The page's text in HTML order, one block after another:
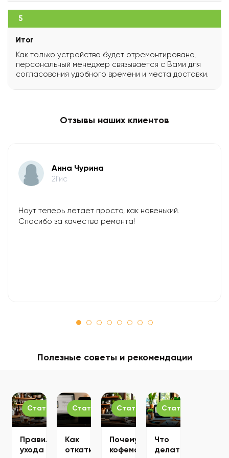
5
Итог
Как только устройство будет отремонтировано,
персональный менеджер связывается с Вами для
согласования удобного времени и места доставки.
Отзывы наших клиентов
Анна Чурина
2Гис
Ноут теперь летает просто, как новенький.
Спасибо за качество ремонта!
Полезные советы и рекомендации
Статьи
Правила
ухода
Статьи
Как
откатиться
Статьи
Почему
кофемашина
Статьи
Что
делать,